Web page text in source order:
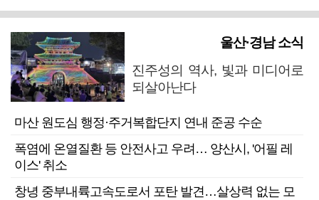
울산·경남 소식
진주성의 역사, 빛과 미디어로
되살아난다
마산 원도심 행정·주거복합단지 연내 준공 수순
폭염에 온열질환 등 안전사고 우려… 양산시, '어필 레
이스' 취소
창녕 중부내륙고속도로서 포탄 발견…살상력 없는 모